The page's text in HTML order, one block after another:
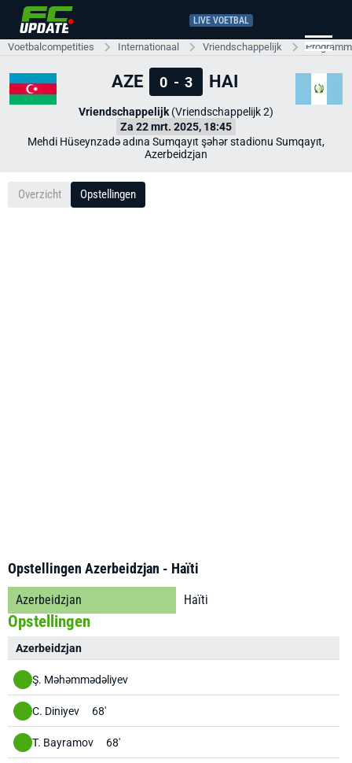
LIVE VOETBAL
Voetbalcompetities Internationaal Vriendschappelijk
AZE 0 - 3 HAI
Vriendschappelijk (Vriendschappelijk 2)
Za 22 mrt. 2025, 18:45
Mehdi Hüseynzadə adına Sumqayıt şəhər stadionu Sumqayıt,
Azerbeidzjan
Overzicht Opstellingen
Opstellingen Azerbeidzjan - Haïti
Azerbeidzjan Haïti
Opstellingen
Azerbeidzjan
Ş. Məhəmmədəliyev
C. Diniyev 68'
T. Bayramov 68'